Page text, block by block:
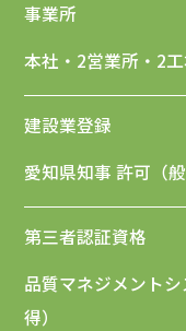
事業所
本社・2営業所・2
建設業登録
愛知県知事 許可（
第三者認証資格
品質マネジメント
得）